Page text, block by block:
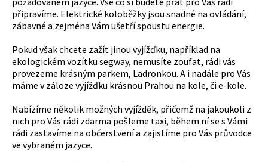
připravíme. Elektrické koloběžky jsou snadné na ovládání,
zábavné a zejména Vám ušetří spoustu energie.
Pokud však chcete zažít jinou vyjížďku, například na
ekologickém vozítku segway, nemusíte zoufat, rádi vás
provezeme krásným parkem, Ladronkou. A i nadále pro Vás
máme v záloze vyjížďku krásnou Prahou na kole, či e-kole.
Nabízíme několik možných vyjížděk, přičemž na jakoukoli z
nich pro Vás rádi zdarma pošleme taxi, během ní se s Vámi
rádi zastavíme na občerstvení a zajistíme pro Vás průvodce
ve vybraném jazyce.